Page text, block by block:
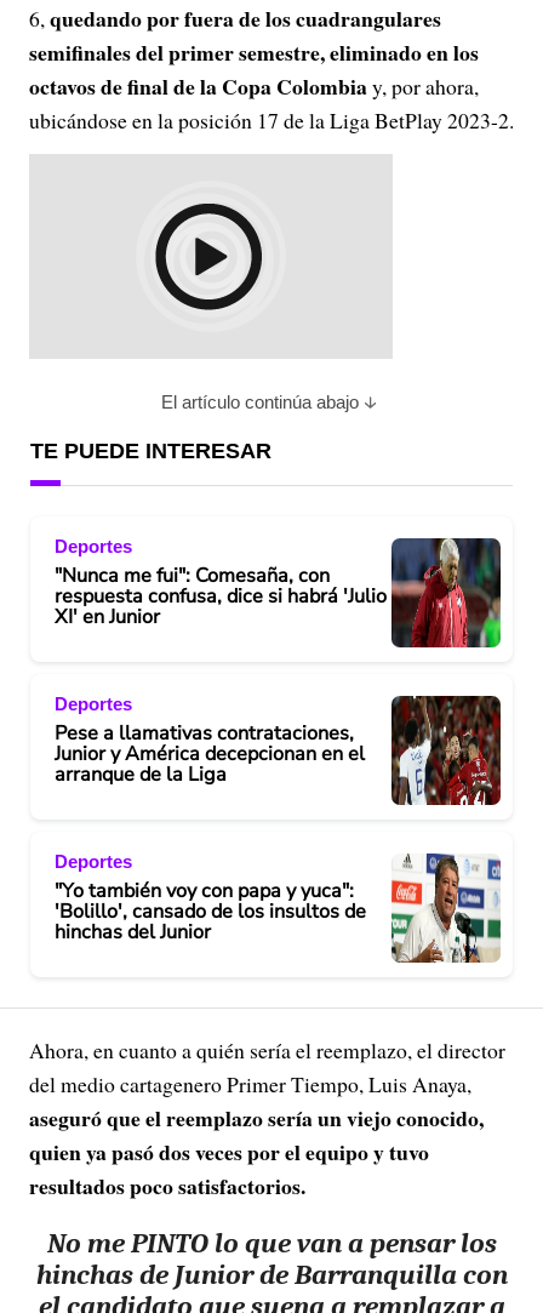
6,quedando por fuera de los cuadrangulares
semifinales del primer semestre, eliminado en los
octavos de final de la Copa Colombiay, por ahora,
ubicándose en la posición 17 de la Liga BetPlay 2023-2.
El artículo continúa abajo
TE PUEDE INTERESAR
Deportes
"Nunca me fui": Comesaña, con
respuesta confusa, dice si habrá 'Julio
XI' en Junior
Deportes
Pese a llamativas contrataciones,
Junior y América decepcionan en el
arranque de la Liga
Deportes
"Yo también voy con papa y yuca":
'Bolillo', cansado de los insultos de
hinchas del Junior
Ahora, en cuanto a quién sería el reemplazo, el director
del medio cartagenero Primer Tiempo, Luis Anaya,
aseguró que el reemplazo sería un viejo conocido,
quien ya pasó dos veces por el equipo y tuvo
resultados poco satisfactorios.
No me PINTO lo que van a pensar los
hinchas de Junior de Barranquilla con
el candidato que suena a remplazar a